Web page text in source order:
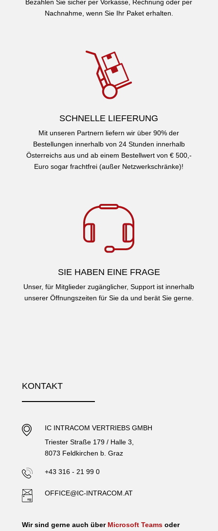
Bezahlen Sie sicher per Vorkasse, Rechnung oder per
Nachnahme, wenn Sie Ihr Paket erhalten.
SCHNELLE LIEFERUNG
Mit unseren Partnern liefern wir über 90% der
Bestellungen innerhalb von 24 Stunden innerhalb
Österreichs aus und ab einem Bestellwert von € 500,-
Euro sogar frachtfrei (außer Netzwerkschränke)!
SIE HABEN EINE FRAGE
Unser, für Mitglieder zugänglicher, Support ist innerhalb
unserer Öffnungszeiten für Sie da und berät Sie gerne.
KONTAKT
IC INTRACOM VERTRIEBS GMBH
Triester Straße 179 / Halle 3,
8073 Feldkirchen b. Graz
+43 316 - 21 99 0
OFFICE@IC-INTRACOM.AT
Wir sind gerne auch über Microsoft Teamsoder